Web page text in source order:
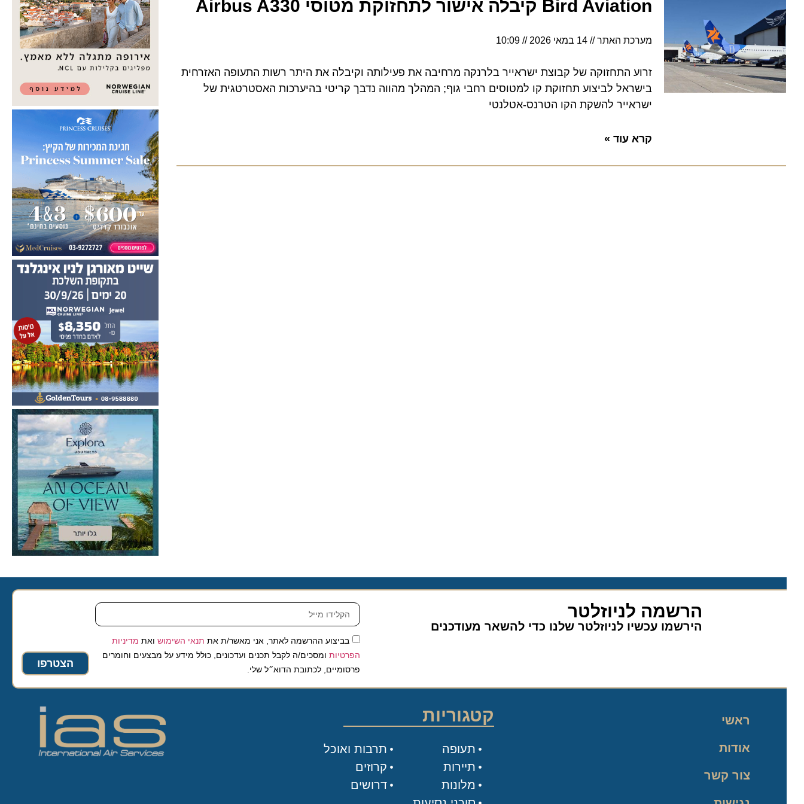
Bird Aviation קיבלה אישור לתחזוקת מטוסי Airbus A330
מערכת האתר 14 במאי 2026 10:09
זרוע התחזוקה של קבוצת ישראייר בלרנקה מרחיבה את פעילותה וקיבלה את היתר רשות התעופה האזרחית
בישראל לביצוע תחזוקת קו למטוסים רחבי גוף; המהלך מהווה נדבך קריטי בהיערכות האסטרטגית של
ישראייר להשקת הקו הטרנס-אטלנטי
קרא עוד »
הרשמה לניוזלטר
הירשמו עכשיו לניוזלטר שלנו כדי להשאר מעודכנים
בביצוע ההרשמה לאתר, אני מאשר/ת אתתנאי השימושואת מדיניות
הפרטיותומסכים/ה לקבל תכנים ועדכונים, כולל מידע על מבצעים וחומרים
פרסומיים, לכתובת הדוא״ל שלי.
הצטרפו
ראשי
אודות
צור קשר
קטגוריות
תעופה
תיירות
מלונות
תרבות ואוכל
קרוזים
דרושים